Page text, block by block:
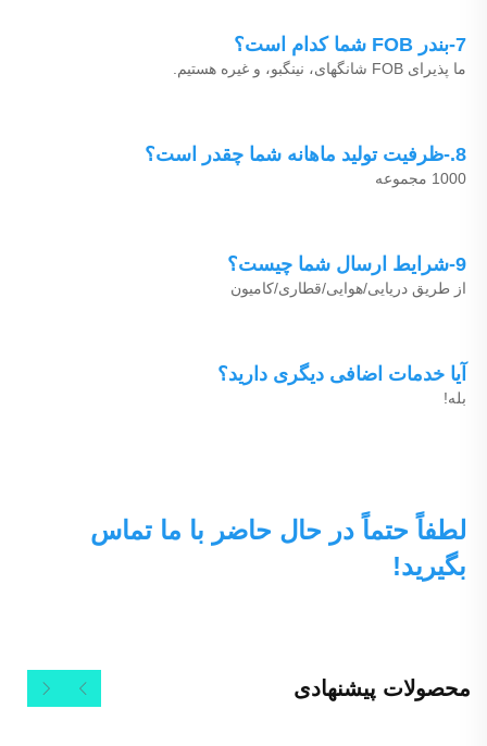
7-بندر FOB شما کدام است؟
ما پذیرای FOB شانگهای، نینگبو، و غیره هستیم.
8.-ظرفیت تولید ماهانه شما چقدر است؟
1000 مجموعه
9-شرایط ارسال شما چیست؟
از طریق دریایی/هوایی/قطاری/کامیون
آیا خدمات اضافی دیگری دارید؟
بله!
بگیرید!
محصولات پیشنهادی